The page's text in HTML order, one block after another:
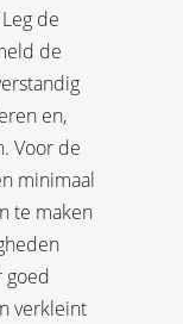
de
de
en,
Voor de
minimaal
te maken
verkleint